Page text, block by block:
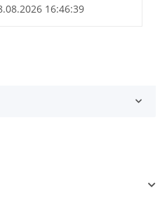
16:46:39